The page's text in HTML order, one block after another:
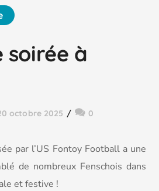
soirée à
octobre 2025 0
par l’US Fontoy Football a une
de nombreux Fenschois dans
et festive !